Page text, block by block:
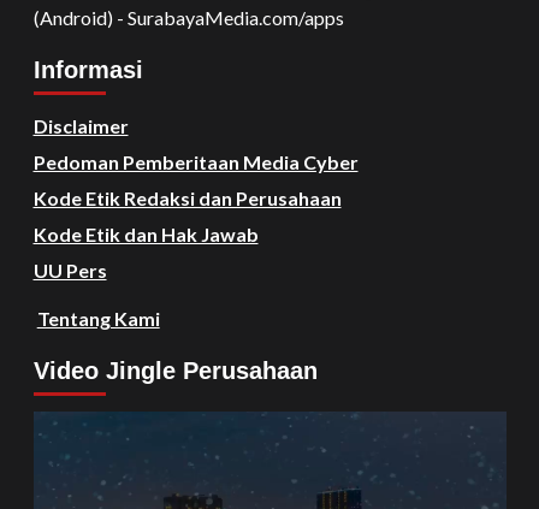
(Android) - SurabayaMedia.com/apps
Informasi
Disclaimer
Pedoman Pemberitaan Media Cyber
Kode Etik Redaksi dan Perusahaan
Kode Etik dan Hak Jawab
UU Pers
Tentang Kami
Video Jingle Perusahaan
Video
Player